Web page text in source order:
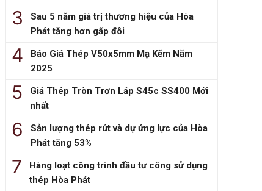
Sau 5 năm giá trị thương hiệu của Hòa
Phát tăng hơn gấp đôi
Báo Giá Thép V50x5mm Mạ Kẽm Năm
2025
Giá Thép Tròn Trơn Láp S45c SS400 Mới
nhất
Sản lượng thép rút và dự ứng lực của Hòa
Phát tăng 53%
Hàng loạt công trình đầu tư công sử dụng
thép Hòa Phát